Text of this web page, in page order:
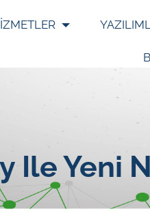
Ile Yeni